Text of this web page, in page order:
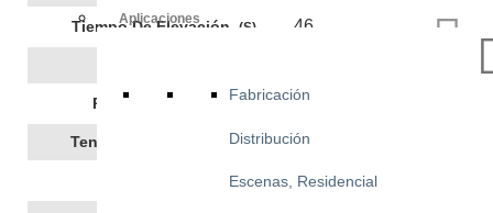
Aplicaciones
Fabricación
Distribución
Escenas, Residencial
Tiempo De Elevación, (s) 46
Potencia Del Motor 2,86
Tensión De Alimentación 400 CA 3~/N/PE
50